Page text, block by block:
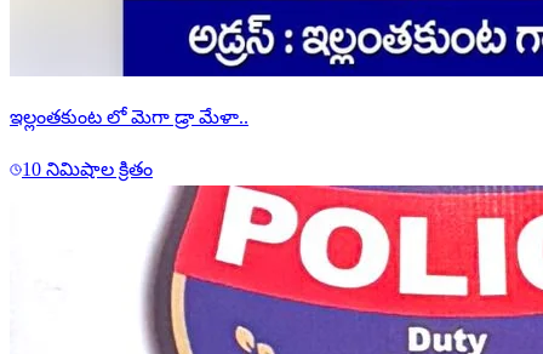
ఇల్లంతకుంట లో మెగా డ్రా మేళా..
10 నిమిషాల క్రితం